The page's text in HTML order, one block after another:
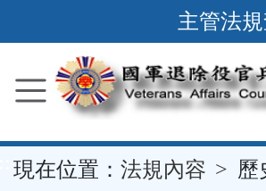
到
要
容
區
主管法
現在位置： 法規內容 歷